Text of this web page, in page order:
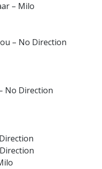
– Milo
– No Direction
No Direction